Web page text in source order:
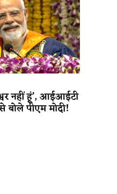
नहीं हूं’, आईआईटी
बोले पीएम मोदी!